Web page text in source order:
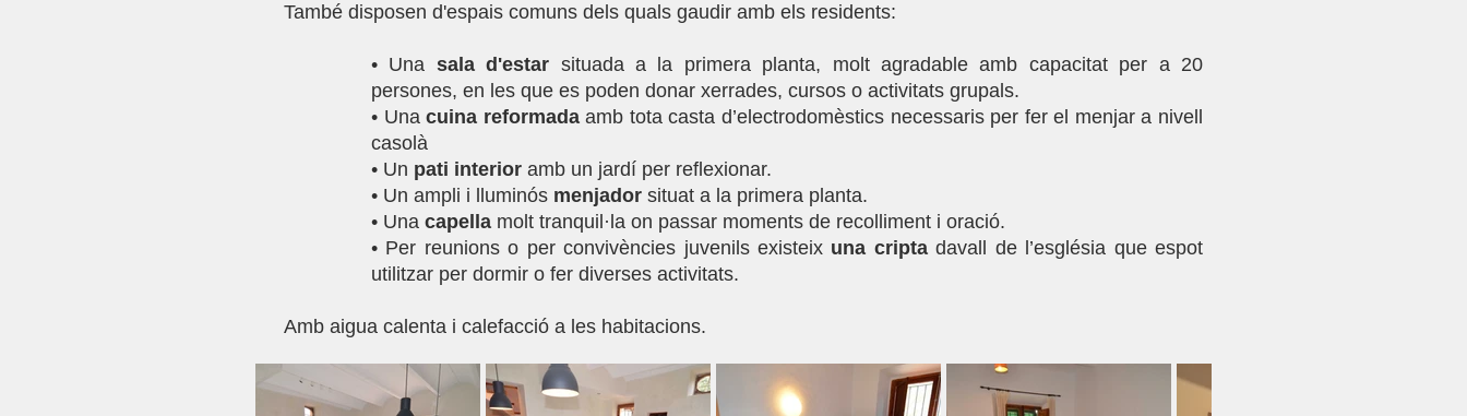
També disposen d'espais comuns dels quals gaudir amb els residents:
• Una sala d'estar situada a la primera planta, molt agradable amb capacitat per a 20
persones, en les que es poden donar xerrades, cursos o activitats grupals.
• Unacuina reformadaamb tota casta d’electrodomèstics necessaris per fer el menjar a nivell
casolà
• Un pati interior amb un jardí per reflexionar.
• Un ampli i lluminós menjador situat a la primera planta.
• Una capella molt tranquil·la on passar moments de recolliment i oració.
• Per reunions o per convivències juvenils existeix una criptadavall de l’església que espot
utilitzar per dormir o fer diverses activitats.
Amb aigua calenta i calefacció a les habitacions.